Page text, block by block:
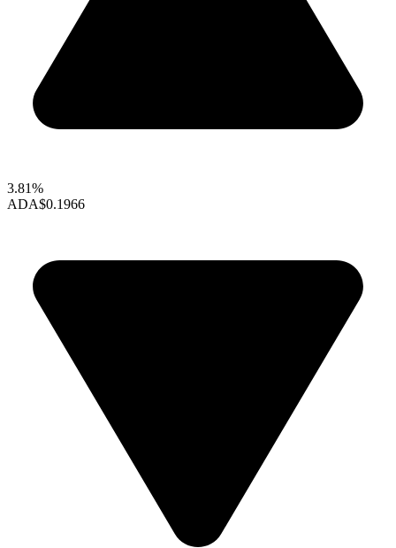
3.81%
ADA$0.1966